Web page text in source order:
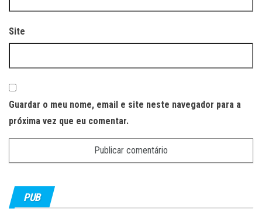
Site
Guardar o meu nome, email e site neste navegador para a
próxima vez que eu comentar.
PUB